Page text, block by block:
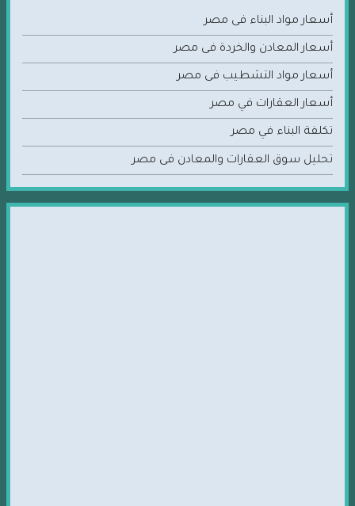
أسعار مواد البناء فى مصر
أسعار المعادن والخردة فى مصر
أسعار مواد التشطيب فى مصر
أسعار العقارات في مصر
تكلفة البناء في مصر
تحليل سوق العقارات والمعادن فى مصر